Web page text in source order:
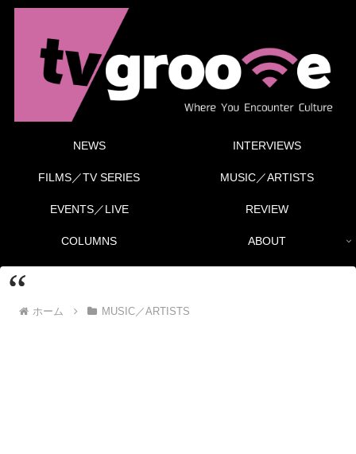
NEWS INTERVIEWS
FILMS／TV SERIES MUSIC／ARTISTS
EVENTS／LIVE REVIEW
COLUMNS ABOUT
ホーム MUSIC／ARTISTS